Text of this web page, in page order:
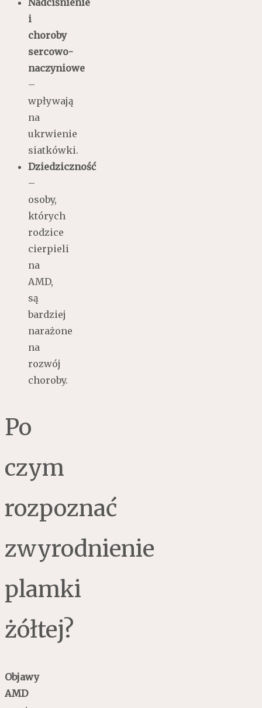
Nadciśnienie
i
choroby
sercowo-
naczyniowe
–
wpływają
na
ukrwienie
siatkówki.
Dziedziczność
–
osoby,
których
rodzice
cierpieli
na
AMD,
są
bardziej
narażone
na
rozwój
choroby.
Po
czym
rozpoznać
zwyrodnienie
plamki
żółtej?
Objawy
AMD